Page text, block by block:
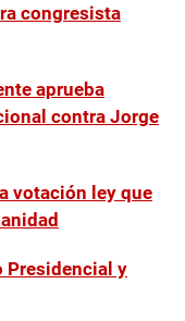
congresista
aprueba
contra Jorge
votación ley que
Presidencial y